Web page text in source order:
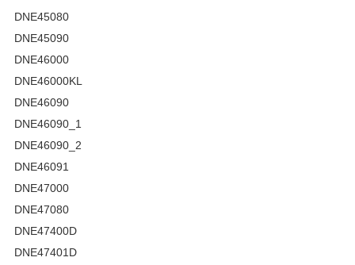
DNE45080
DNE45090
DNE46000
DNE46000KL
DNE46090
DNE46090_1
DNE46090_2
DNE46091
DNE47000
DNE47080
DNE47400D
DNE47401D